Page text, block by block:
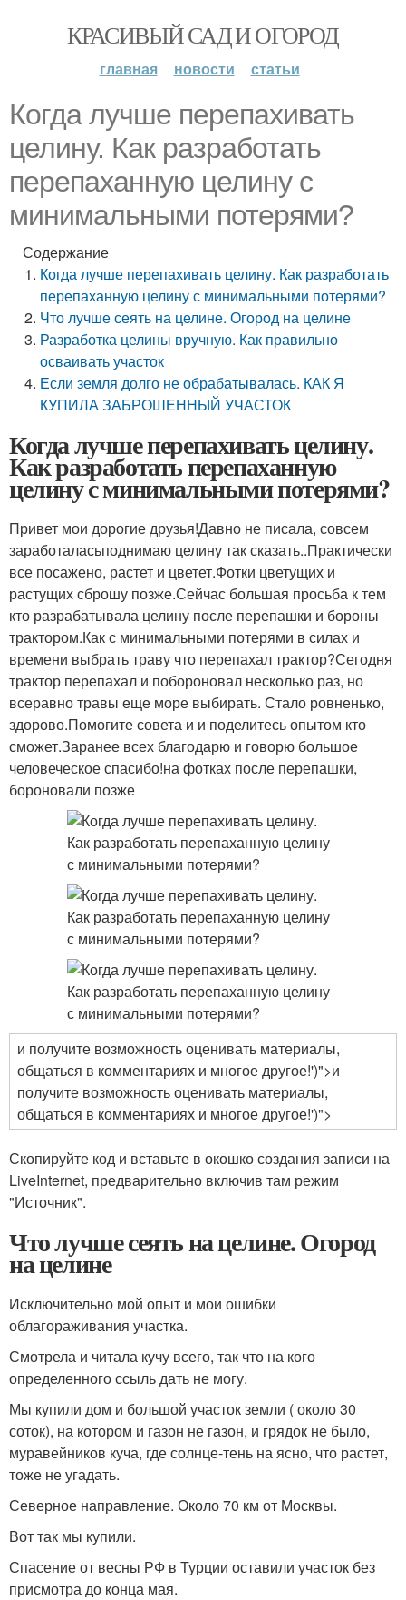
КРАСИВЫЙ САД И ОГОРОД
главная новости статьи
Когда лучше перепахивать
целину. Как разработать
перепаханную целину с
минимальными потерями?
Содержание
Когда лучше перепахивать целину. Как разработать
перепаханную целину с минимальными потерями?
Что лучше сеять на целине. Огород на целине
Разработка целины вручную. Как правильно
осваивать участок
Если земля долго не обрабатывалась. КАК Я
КУПИЛА ЗАБРОШЕННЫЙ УЧАСТОК
Когда лучше перепахивать целину.
Как разработать перепаханную
целину с минимальными потерями?
Привет мои дорогие друзья!Давно не писала, совсем
заработаласьподнимаю целину так сказать..Практически
все посажено, растет и цветет.Фотки цветущих и
растущих сброшу позже.Сейчас большая просьба к тем
кто разрабатывала целину после перепашки и бороны
трактором.Как с минимальными потерями в силах и
времени выбрать траву что перепахал трактор?Сегодня
трактор перепахал и побороновал несколько раз, но
всеравно травы еще море выбирать. Стало ровненько,
здорово.Помогите совета и и поделитесь опытом кто
сможет.Заранее всех благодарю и говорю большое
человеческое спасибо!на фотках после перепашки,
бороновали позже
и получите возможность оценивать материалы,
общаться в комментариях и многое другое!')">и
получите возможность оценивать материалы,
общаться в комментариях и многое другое!')">
Скопируйте код и вставьте в окошко создания записи на
LiveInternet, предварительно включив там режим
"Источник".
Что лучше сеять на целине. Огород
на целине
Исключительно мой опыт и мои ошибки
облагораживания участка.
Смотрела и читала кучу всего, так что на кого
определенного ссыль дать не могу.
Мы купили дом и большой участок земли ( около 30
соток), на котором и газон не газон, и грядок не было,
муравейников куча, где солнце-тень на ясно, что растет,
тоже не угадать.
Северное направление. Около 70 км от Москвы.
Вот так мы купили.
Спасение от весны РФ в Турции оставили участок без
присмотра до конца мая.